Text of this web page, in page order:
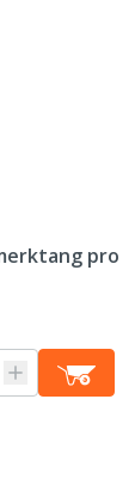
onze
Retour"
pro